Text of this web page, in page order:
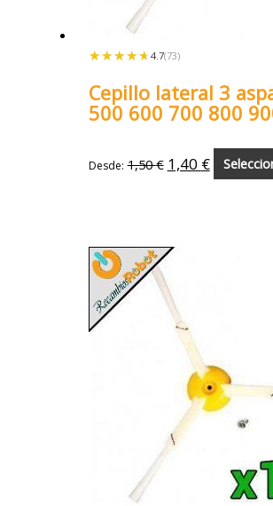
★★★★★
★★★★★ 4.7(73)
Cepillo lateral 3
500 600 700 800
Desde: 1,50€ 1,40 €